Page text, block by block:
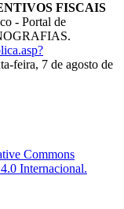
FISCAIS
- Portal de
feira, 7 de agosto de
Commons
Internacional.